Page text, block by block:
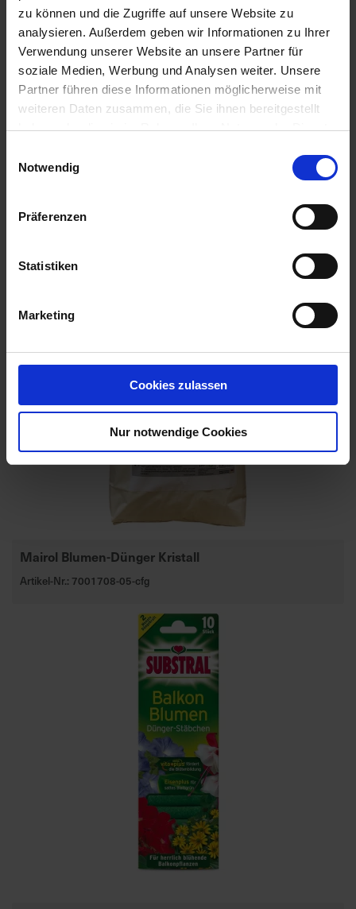
zu können und die Zugriffe auf unsere Website zu
analysieren. Außerdem geben wir Informationen zu Ihrer
Verwendung unserer Website an unsere Partner für
soziale Medien, Werbung und Analysen weiter. Unsere
Partner führen diese Informationen möglicherweise mit
weiteren Daten zusammen, die Sie ihnen bereitgestellt
haben oder die sie im Rahmen Ihrer Nutzung der Dienste
Notwendig
Präferenzen
Statistiken
Marketing
Cookies zulassen
Nur notwendige Cookies
Artikel-Nr.: 7002388-01-cfg
Mairol Blumen-Dünger Kristall
Artikel-Nr.: 7001708-05-cfg